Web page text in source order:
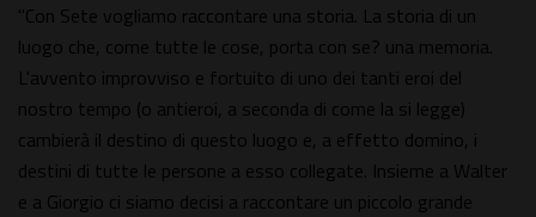
"Con Sete vogliamo raccontare una storia. La storia di un
luogo che, come tutte le cose, porta con se? una memoria.
L'avvento improvviso e fortuito di uno dei tanti eroi del
nostro tempo (o antieroi, a seconda di come la si legge)
cambierà il destino di questo luogo e, a effetto domino, i
destini di tutte le persone a esso collegate. Insieme a Walter
e a Giorgio ci siamo decisi a raccontare un piccolo grande